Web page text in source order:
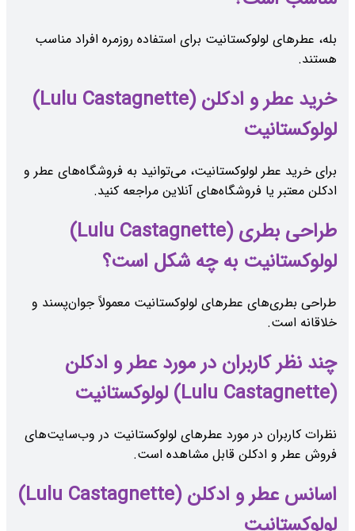
بله، عطرهای لولوکستانیت برای استفاده روزمره افراد مناسب
هستند.
خرید عطر و ادکلن (Lulu Castagnette)
لولوکستانیت
برای خرید عطر لولوکستانیت، می‌توانید به فروشگاه‌های عطر و
ادکلن معتبر یا فروشگاه‌های آنلاین مراجعه کنید.
طراحی بطری (Lulu Castagnette)
لولوکستانیت به چه شکل است؟
طراحی بطری‌های عطرهای لولوکستانیت معمولاً جوان‌پسند و
خلاقانه است.
چند نظر کاربران در مورد عطر و ادکلن
(Lulu Castagnette) لولوکستانیت
نظرات کاربران در مورد عطرهای لولوکستانیت در وب‌سایت‌های
فروش عطر و ادکلن قابل مشاهده است.
اسانس عطر و ادکلن (Lulu Castagnette)